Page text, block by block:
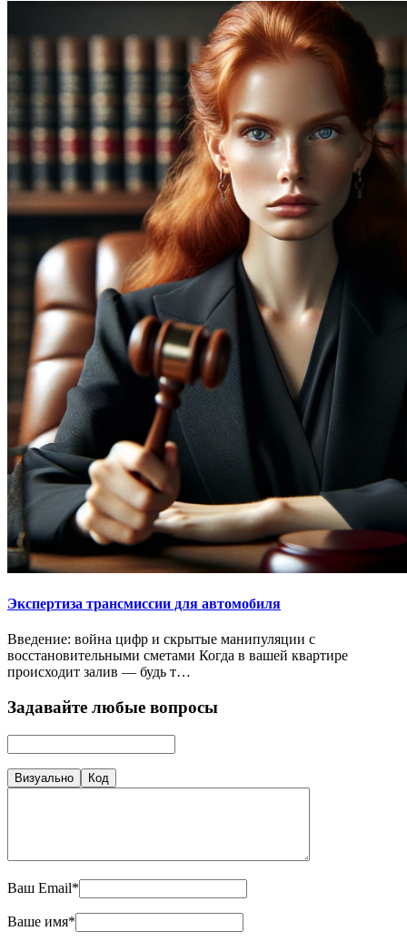
Экспертиза трансмиссии для автомобиля
Введение: война цифр и скрытые манипуляции с
восстановительными сметами Когда в вашей квартире
происходит залив — будь т…
Задавайте любые вопросы
Визуально Код
Ваш Email*
Ваше имя*